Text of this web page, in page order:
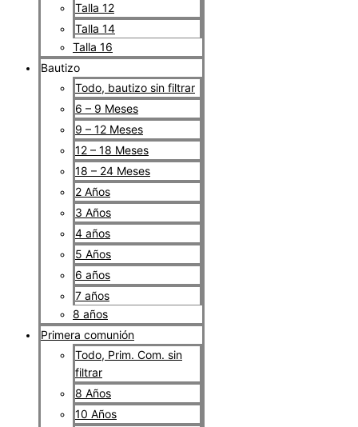
Talla 12
Talla 14
Talla 16
Bautizo
Todo, bautizo sin filtrar
6 – 9 Meses
9 – 12 Meses
12 – 18 Meses
18 – 24 Meses
2 Años
3 Años
4 años
5 Años
6 años
7 años
8 años
Primera comunión
Todo, Prim. Com. sin
filtrar
8 Años
10 Años